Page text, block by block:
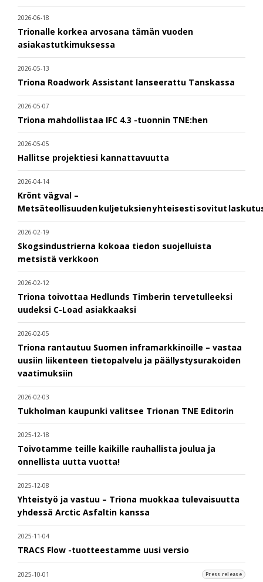
2026-06-18
Trionalle korkea arvosana tämän vuoden
asiakastutkimuksessa
2026-05-13
Triona Roadwork Assistant lanseerattu Tanskassa
2026-05-07
Triona mahdollistaa IFC 4.3 -tuonnin TNE:hen
2026-05-05
Hallitse projektiesi kannattavuutta
2026-04-14
Krönt vägval –
Metsäteollisuuden kuljetuksien yhteisesti sovitut
2026-02-19
Skogsindustrierna kokoaa tiedon suojelluista
metsistä verkkoon
2026-02-12
Triona toivottaa Hedlunds Timberin tervetulleeksi
uudeksi C-Load asiakkaaksi
2026-02-05
Triona rantautuu Suomen inframarkkinoille – vastaa
uusiin liikenteen tietopalvelu ja päällystysurakoiden
vaatimuksiin
2026-02-03
Tukholman kaupunki valitsee Trionan TNE Editorin
2025-12-18
Toivotamme teille kaikille rauhallista joulua ja
onnellista uutta vuotta!
2025-12-08
Yhteistyö ja vastuu – Triona muokkaa tulevaisuutta
yhdessä Arctic Asfaltin kanssa
2025-11-04
TRACS Flow -tuotteestamme uusi versio
2025-10-01 Press release